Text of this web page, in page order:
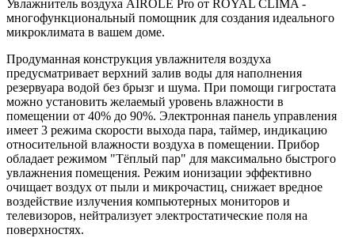
Увлажнитель воздуха AIROLE Pro от ROYAL CLIMA -
многофункциональный помощник для создания идеального
микроклимата в вашем доме.
Продуманная конструкция увлажнителя воздуха
предусматривает верхний залив воды для наполнения
резервуара водой без брызг и шума. При помощи гигростата
можно установить желаемый уровень влажности в
помещении от 40% до 90%. Электронная панель управления
имеет 3 режима скорости выхода пара, таймер, индикацию
относительной влажности воздуха в помещении. Прибор
обладает режимом "Тёплый пар" для максимально быстрого
увлажнения помещения. Режим ионизации эффективно
очищает воздух от пыли и микрочастиц, снижает вредное
воздействие излучения компьютерных мониторов и
телевизоров, нейтрализует электростатические поля на
поверхностях.